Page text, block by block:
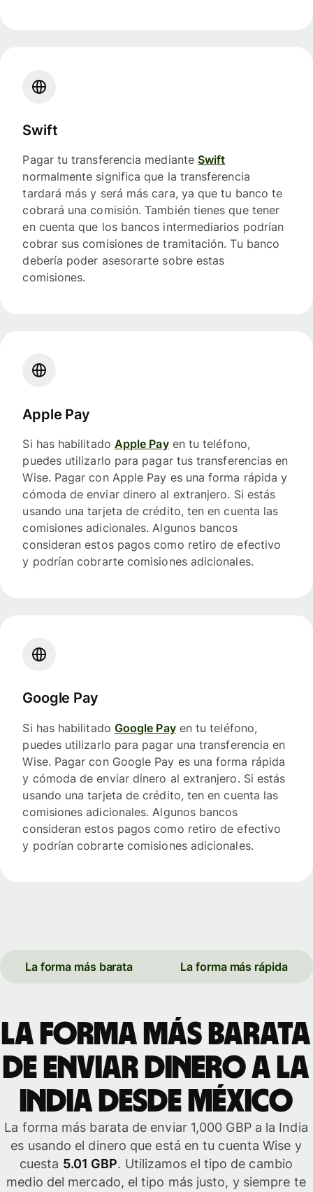
Swift
Pagar tu transferencia mediante Swift
normalmente significa que la transferencia
tardará más y será más cara, ya que tu banco te
cobrará una comisión. También tienes que tener
en cuenta que los bancos intermediarios podrían
cobrar sus comisiones de tramitación. Tu banco
debería poder asesorarte sobre estas
comisiones.
Apple Pay
Si has habilitado Apple Payen tu teléfono,
puedes utilizarlo para pagar tus transferencias en
Wise. Pagar con Apple Pay es una forma rápida y
cómoda de enviar dinero al extranjero. Si estás
usando una tarjeta de crédito, ten en cuenta las
comisiones adicionales. Algunos bancos
consideran estos pagos como retiro de efectivo
y podrían cobrarte comisiones adicionales.
Google Pay
Si has habilitado Google Payen tu teléfono,
puedes utilizarlo para pagar una transferencia en
Wise. Pagar con Google Pay es una forma rápida
y cómoda de enviar dinero al extranjero. Si estás
usando una tarjeta de crédito, ten en cuenta las
comisiones adicionales. Algunos bancos
consideran estos pagos como retiro de efectivo
y podrían cobrarte comisiones adicionales.
La forma más barata La forma más rápida
La forma más barata
de enviar dinero a la
India desde México
La forma más barata de enviar 1,000 GBP a la India
es usando el dinero que está en tu cuenta Wise y
cuesta 5.01 GBP. Utilizamos el tipo de cambio
medio del mercado, el tipo más justo, y siempre te